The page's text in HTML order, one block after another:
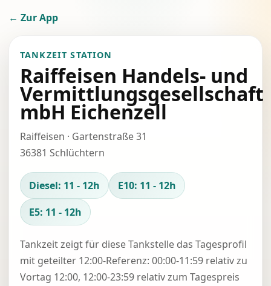
← Zur App
TANKZEIT STATION
Raiffeisen Handels- und
Vermittlungsgesellschaft
mbH Eichenzell
Raiffeisen · Gartenstraße 31
36381 Schlüchtern
Diesel: 11 - 12h
E10: 11 - 12h
E5: 11 - 12h
Tankzeit zeigt für diese Tankstelle das Tagesprofil
mit geteilter 12:00-Referenz: 00:00-11:59 relativ zu
Vortag 12:00, 12:00-23:59 relativ zum Tagespreis